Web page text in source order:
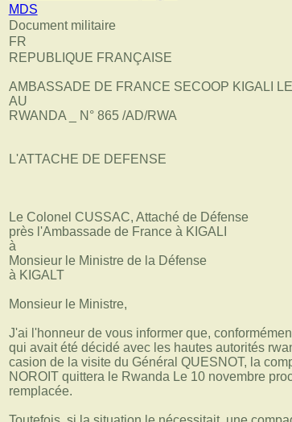
MDS
Document militaire
FR
REPUBLIQUE FRANÇAISE
AMBASSADE DE FRANCE SECOOP KIGALI
AU
RWANDA _ N° 865 /AD/RWA
L'ATTACHE DE DEFENSE
Le Colonel CUSSAC, Attaché de Défense
près l'Ambassade de France à KIGALI
à
Monsieur le Ministre de la Défense
à KIGALT
Monsieur le Ministre,
J'ai l'honneur de vous informer que,
qui avait été décidé avec les hautes autorités
casion de la visite du Général QUESNOT, la
NOROIT quittera le Rwanda Le 10 novembre
remplacée.